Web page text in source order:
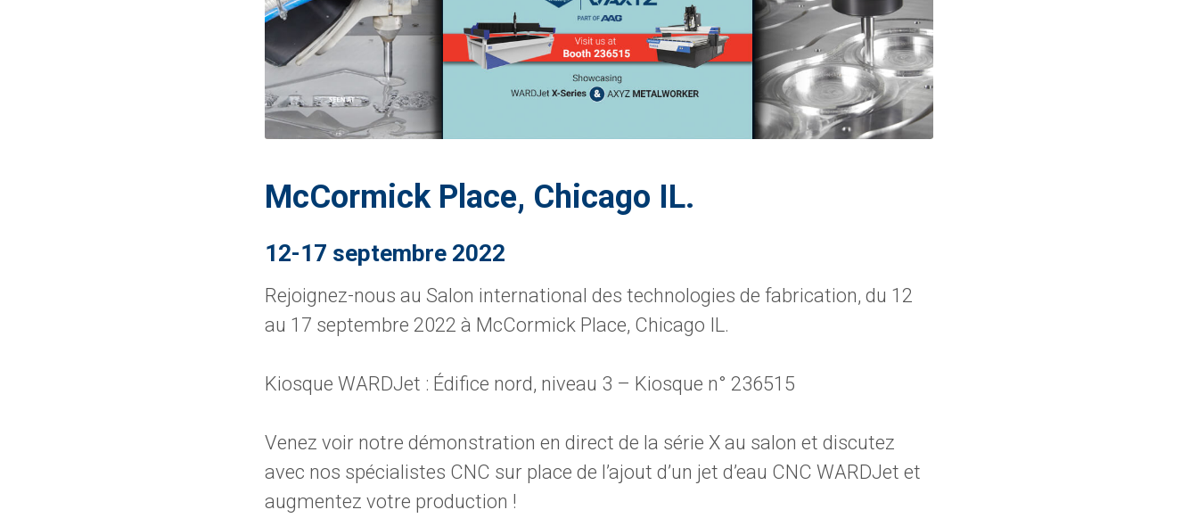
McCormick Place, Chicago IL.
12-17 septembre 2022
Rejoignez-nous au Salon international des technologies de fabrication, du 12
au 17 septembre 2022 à McCormick Place, Chicago IL.
Kiosque WARDJet : Édifice nord, niveau 3 – Kiosque n° 236515
Venez voir notre démonstration en direct de la série X au salon et discutez
avec nos spécialistes CNC sur place de l’ajout d’un jet d’eau CNC WARDJet et
augmentez votre production !